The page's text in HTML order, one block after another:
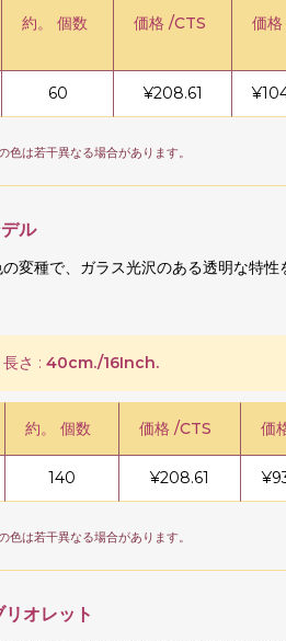
約。 個数 価格 /CTS 価
60 ¥208.61 ¥
は若干異なる場合があります。
ル
変種で、ガラス光沢のある透明な特
長さ : 40cm./16Inch.
約。 個数 価格 /CTS 価
140 ¥208.61 ¥
は若干異なる場合があります。
オレット